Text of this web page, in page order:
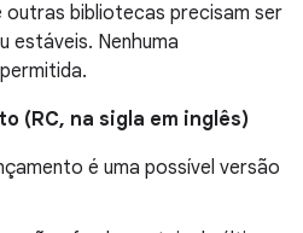
outras bibliotecas precisam ser
estáveis. Nenhuma
(RC, na sigla em inglês)
é uma possível versão